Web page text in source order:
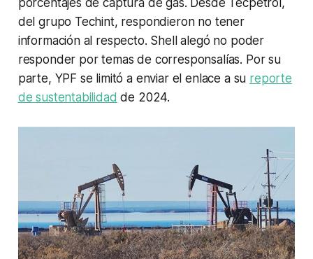
del grupo Techint, respondieron no tener
información al respecto. Shell alegó no poder
responder por temas de corresponsalías. Por su
parte, YPF se limitó a enviar el enlace a su reporte
de sustentabilidad de 2024.